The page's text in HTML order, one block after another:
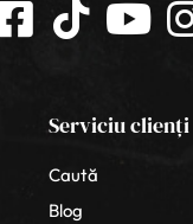
Serviciu clienți
Caută
Blog